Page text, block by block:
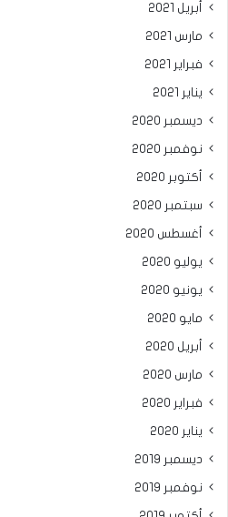
أبريل 2021
مارس 2021
فبراير 2021
يناير 2021
ديسمبر 2020
نوفمبر 2020
أكتوبر 2020
سبتمبر 2020
أغسطس 2020
يوليو 2020
يونيو 2020
مايو 2020
أبريل 2020
مارس 2020
فبراير 2020
يناير 2020
ديسمبر 2019
نوفمبر 2019